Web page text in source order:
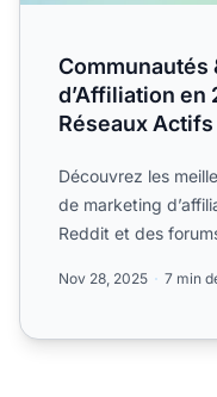
Communautés
d’Affiliation en
Réseaux Actifs
Découvrez les
de marketing
Reddit et des
Nov 28, 2025 7 min